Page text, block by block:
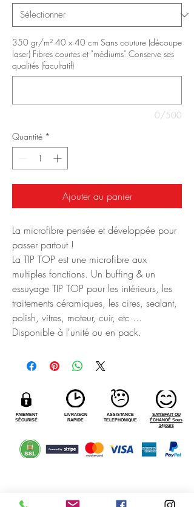
350 gr/m² 40 x 40 cm Sans couture (découpe
laser) Fibres courtes et "médiums" Conserve ses
qualités (facultatif)
0/500
Quantité *
Ajouter au panier
La microfibre pensée et développée pour
passer partout !
La TIP TOP est une microfibre aux
multiples fonctions. Un buffing & un
essuyage TIP TOP pour les intérieurs, les
traitements céramiques, les cires, sealant,
polish, vitres, moteur, cuir, etc ...
Disponible à l'unité ou en pack.
PAIEMENT
SÉCURISÉ
LIVRAISON
RAPIDE
ASSISTANCE
TELEPHONIQUE
SATISFAIT OU
ÉCHANGÉ Sous
14jours